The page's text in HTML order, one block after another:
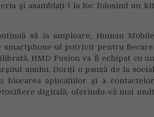
și asamblați-l la loc folosind un kit
să ia amploare, Human Mobile
smartphone-ul potrivit pentru fiecare.
HMD Fusion va fi echipat cu un
anului. Doriți o pauză de la social
aplicațiilor și a contactelor
digitală, oferindu-vă mai mult